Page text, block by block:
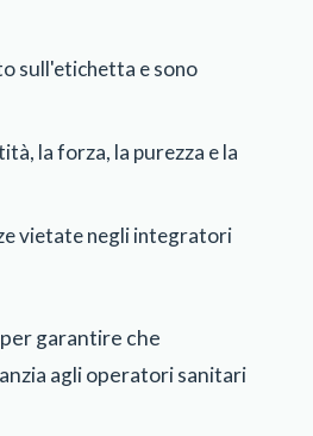
sull'etichetta e sono
la forza, la purezza e la
vietate negli integratori
garantire che
agli operatori sanitari